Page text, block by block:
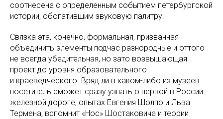
соотнесена с определенным событием петербургской
истории, обогатившим звуковую палитру.
Связка эта, конечно, формальная, призванная
объединить элементы подчас разнородные и оттого
не всегда убедительная, но зато возвышающая
проект до уровня образовательного
и краеведческого. Вряд ли в каком-либо из музеев
посетитель сможет сразу узнать о первой в России
железной дороге, опытах Евгения Шолпо и Льва
Термена, вспомнит «Нос» Шостаковича и теории